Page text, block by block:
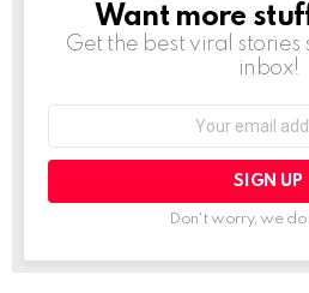
NEWSLETTER
Want more
Get the best viral
inbox!
Don't worry, we